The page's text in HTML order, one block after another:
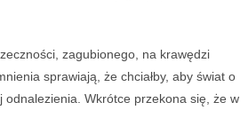
zagubionego, na krawędzi
sprawiają, że chciałby, aby świat o
odnalezienia. Wkrótce przekona się, że w